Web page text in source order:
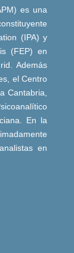
es una
(IPA) y
(FEP) en
Además
el Centro
Cantabria,
En la
en